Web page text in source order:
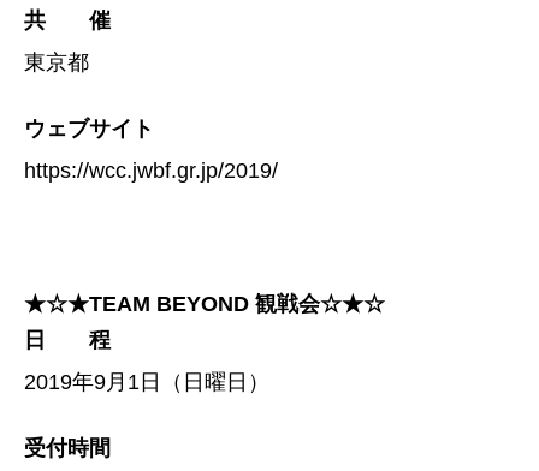
共 催
東京都
ウェブサイト
https://wcc.jwbf.gr.jp/2019/
★☆★TEAM BEYOND 観戦会☆★☆
日 程
2019年9月1日（日曜日）
受付時間